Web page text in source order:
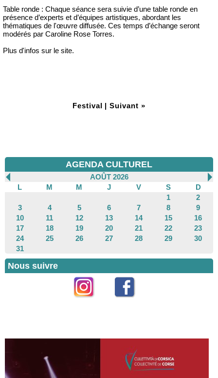
Table ronde : Chaque séance sera suivie d’une table ronde en
présence d’experts et d’équipes artistiques, abordant les
thématiques de l'œuvre diffusée. Ces temps d’échange seront
modérés par Caroline Rose Torres.
Plus d'infos sur le site.
Festival | Suivant »
AGENDA CULTUREL
AOÛT 2026
L
M M J V S
D
1
2
3
4 5 6 7 8
9
10
11 12 13 14 15
16
17
18 19 20 21 22
23
24
25 26 27 28 29
30
31
Nous suivre